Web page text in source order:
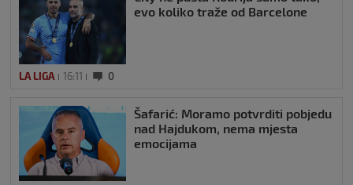
evo koliko traže od Barcelone
LA LIGA 16:11 0
Šafarić: Moramo potvrditi pobjedu
nad Hajdukom, nema mjesta
emocijama